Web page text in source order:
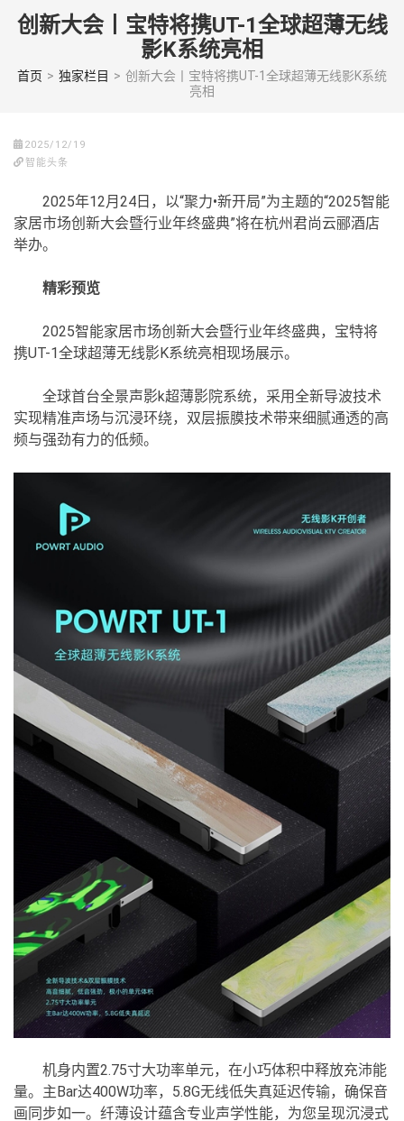
Skip
(Press
创新大会丨宝特将携UT-1全球超薄无线
影K系统亮相
首页 > 独家栏目 > 创新大会丨宝特将携UT-1全球超薄无线影K系统
亮相
2025/12/19
智能头条
2025年12月24日，以“聚力•新开局”为主题的“2025智能
家居市场创新大会暨行业年终盛典”将在杭州君尚云郦酒店
举办。
精彩预览
2025智能家居市场创新大会暨行业年终盛典，宝特将
携UT-1全球超薄无线影K系统亮相现场展示。
全球首台全景声影k超薄影院系统，采用全新导波技术
实现精准声场与沉浸环绕，双层振膜技术带来细腻通透的高
频与强劲有力的低频。
机身内置2.75寸大功率单元，在小巧体积中释放充沛能
量。主Bar达400W功率，5.8G无线低失真延迟传输，确保音
画同步如一。纤薄设计蕴含专业声学性能，为您呈现沉浸式